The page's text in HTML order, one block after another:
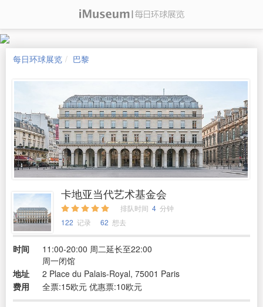
每日环球展览 巴黎
卡地亚当代艺术基金会
排队时间 4 分钟
122 记录 62 想去
时间
11:00-20:00 周二延长至22:00
周一闭馆
地址
2 Place du Palais-Royal, 75001 Paris
费用
全票:15欧元 优惠票:10欧元